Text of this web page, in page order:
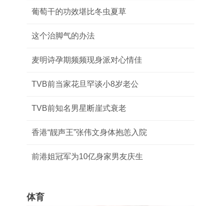
葡萄干的功效堪比冬虫夏草
这个治脚气的办法
麦明诗孕期频频现身派对心情佳
TVB前当家花旦罕谈小8岁老公
TVB前知名男星断崖式衰老
香港“靓声王”张伟文身体抱恙入院
前港姐冠军为10亿身家男友庆生
体育